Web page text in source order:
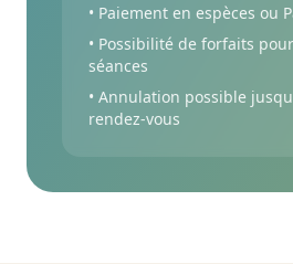
• Paiement en espèces ou
• Possibilité de forfaits
séances
• Annulation possible
rendez-vous